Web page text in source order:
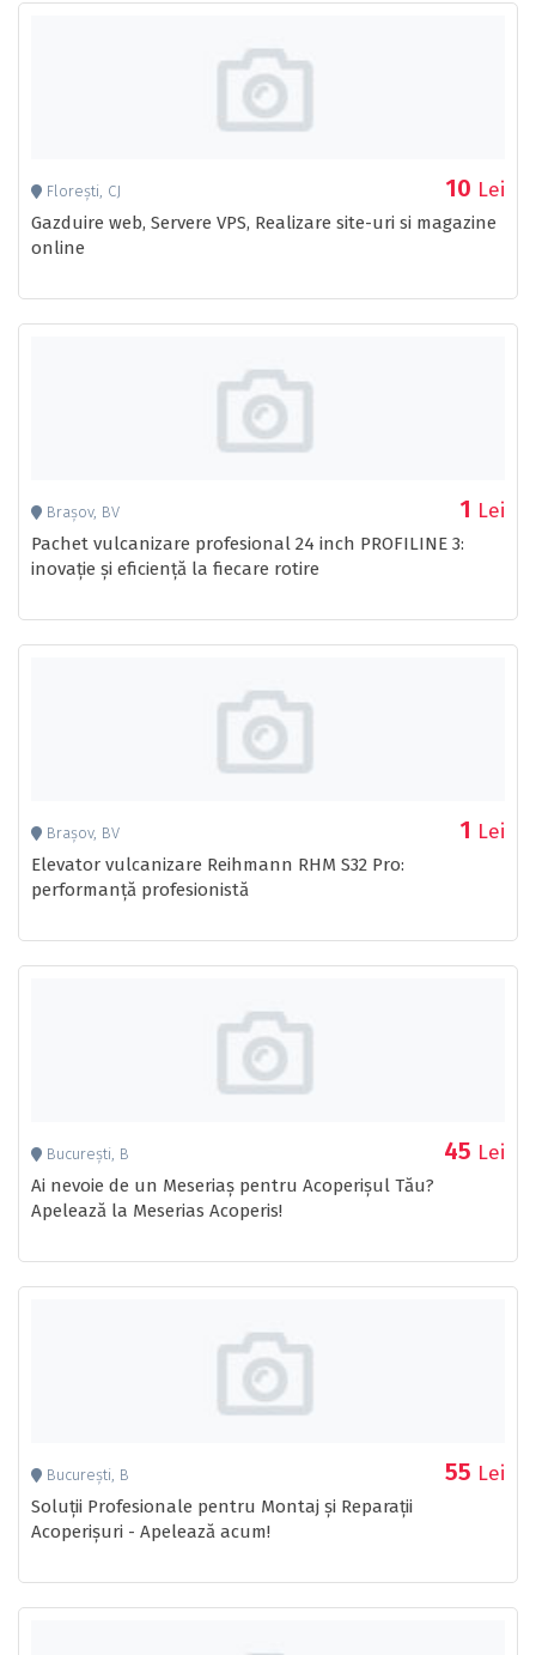
Florești, CJ 10 Lei
Gazduire web, Servere VPS, Realizare site-uri si magazine
online
Brașov, BV 1 Lei
Pachet vulcanizare profesional 24 inch PROFILINE 3:
inovație și eficiență la fiecare rotire
Brașov, BV 1 Lei
Elevator vulcanizare Reihmann RHM S32 Pro:
performanță profesionistă
București, B 45 Lei
Ai nevoie de un Meseriaș pentru Acoperișul Tău?
Apelează la Meserias Acoperis!
București, B 55 Lei
Soluții Profesionale pentru Montaj și Reparații
Acoperișuri - Apelează acum!